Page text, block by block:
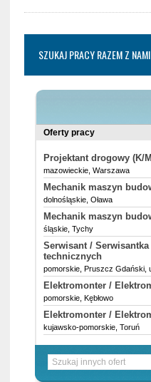
SZUKAJ PRACY RAZEM Z NAMI